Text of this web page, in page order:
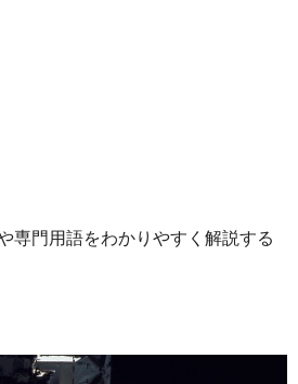
専門用語をわかりやすく解説する